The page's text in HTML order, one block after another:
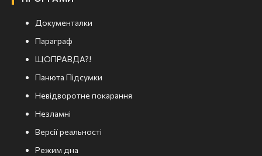
Документалки
Параграф
ЩОПРАВДА?!
Панюта Підсумки
Невідворотне покарання
Незламні
Версії реальності
Режим дна